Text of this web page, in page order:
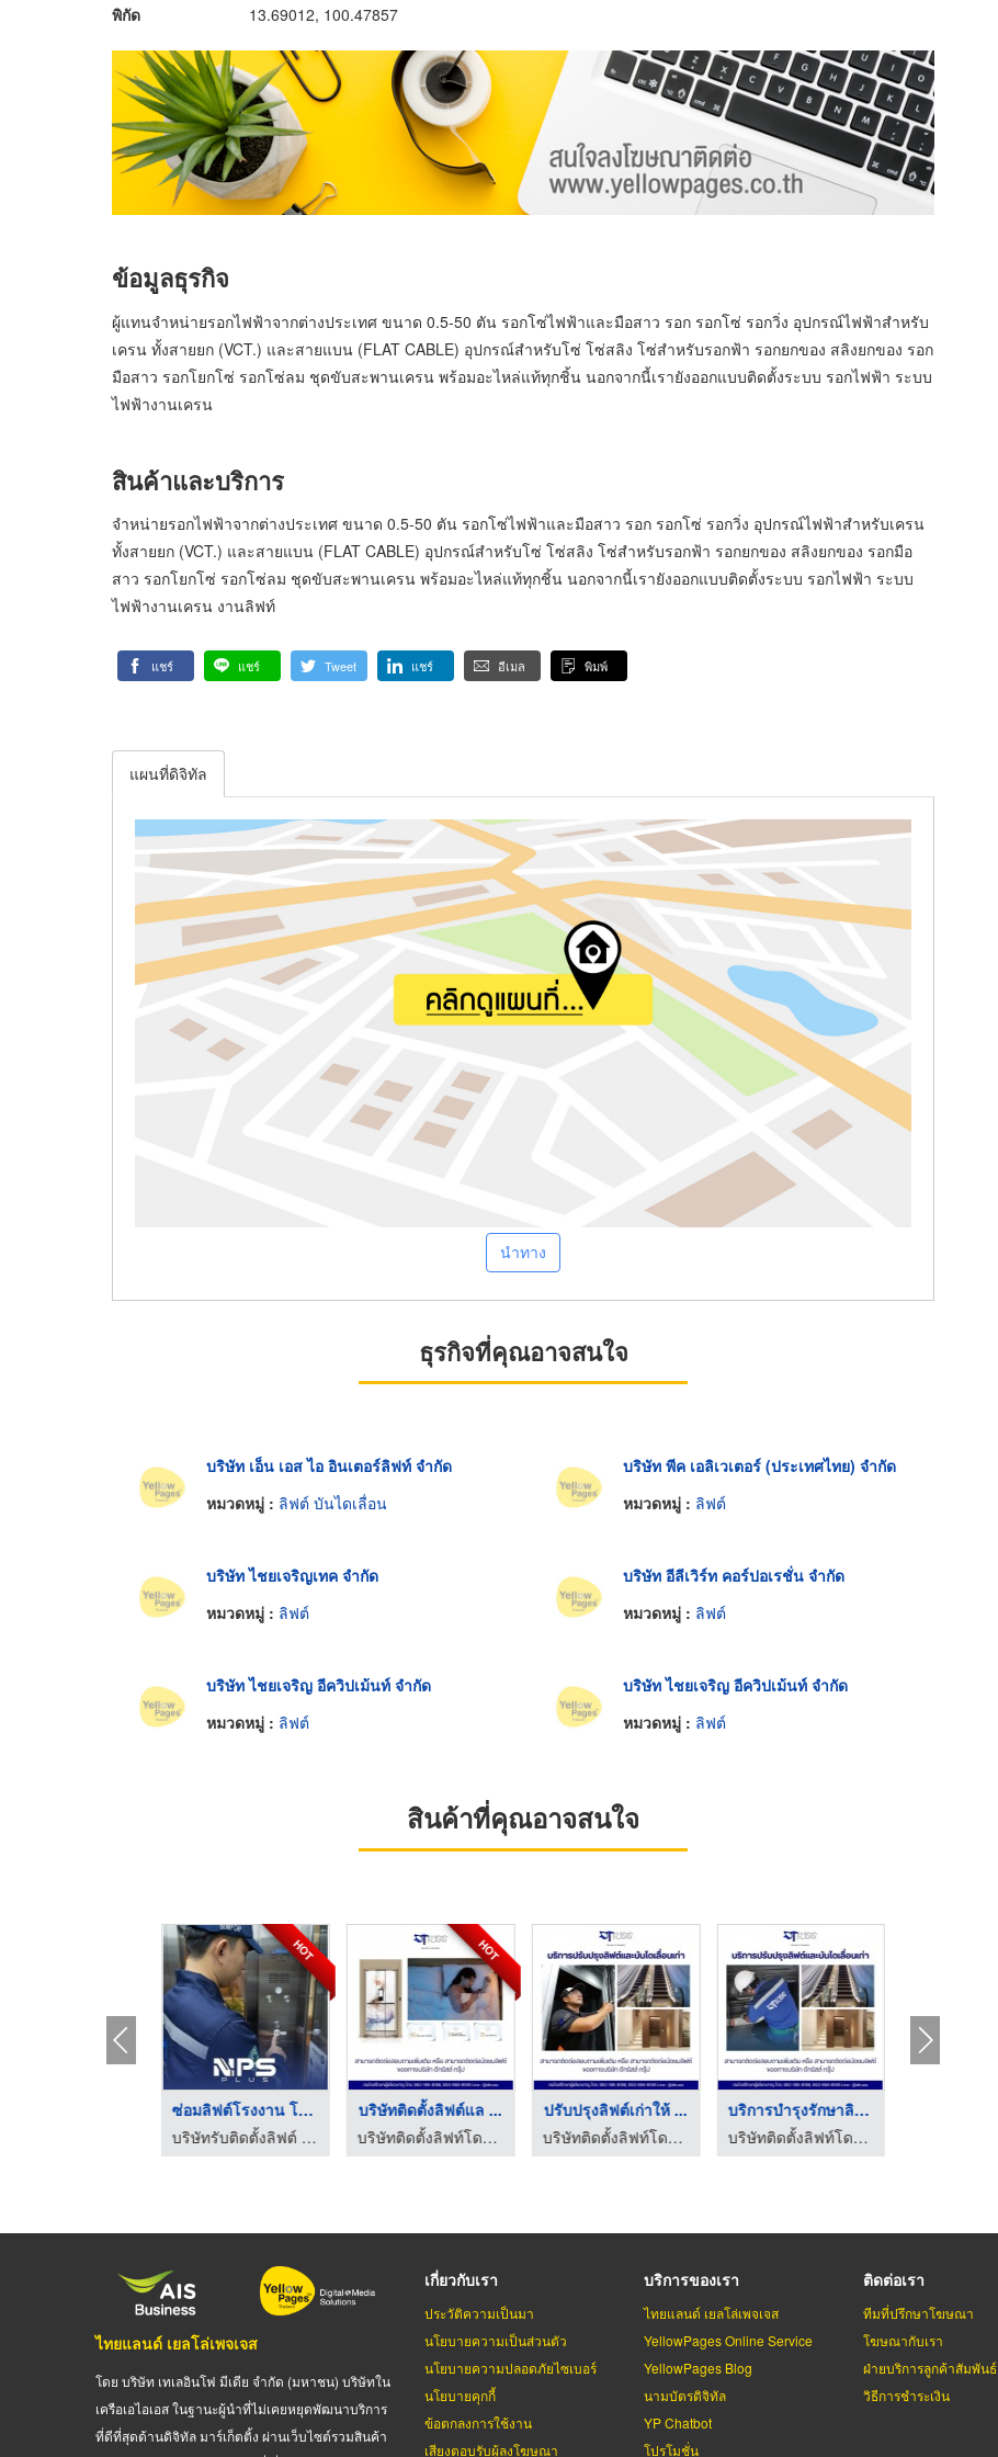
พิกัด 13.69012, 100.47857
ข้อมูลธุรกิจ
ผู้แทนจำหน่ายรอกไฟฟ้าจากต่างประเทศ ขนาด 0.5-50 ตัน รอกโซ่ไฟฟ้าและมือสาว รอก รอกโซ่ รอกวิ่ง อุปกรณ์ไฟฟ้าสำหรับ
เครน ทั้งสายยก (VCT.) และสายแบน (FLAT CABLE) อุปกรณ์สำหรับโซ่ โซ่สลิง โซ่สำหรับรอกฟ้า รอกยกของ สลิงยกของ รอก
มือสาว รอกโยกโซ่ รอกโซ่ลม ชุดขับสะพานเครน พร้อมอะไหล่แท้ทุกชิ้น นอกจากนี้เรายังออกแบบติดตั้งระบบ รอกไฟฟ้า ระบบ
ไฟฟ้างานเครน
สินค้าและบริการ
จำหน่ายรอกไฟฟ้าจากต่างประเทศ ขนาด 0.5-50 ตัน รอกโซ่ไฟฟ้าและมือสาว รอก รอกโซ่ รอกวิ่ง อุปกรณ์ไฟฟ้าสำหรับเครน
ทั้งสายยก (VCT.) และสายแบน (FLAT CABLE) อุปกรณ์สำหรับโซ่ โซ่สลิง โซ่สำหรับรอกฟ้า รอกยกของ สลิงยกของ รอกมือ
สาว รอกโยกโซ่ รอกโซ่ลม ชุดขับสะพานเครน พร้อมอะไหล่แท้ทุกชิ้น นอกจากนี้เรายังออกแบบติดตั้งระบบ รอกไฟฟ้า ระบบ
ไฟฟ้างานเครน งานลิฟท์
แชร์ แชร์ Tweet แชร์ อีเมล พิมพ์
แผนที่ดิจิทัล
นำทาง
ธุรกิจที่คุณอาจสนใจ
บริษัท เอ็น เอส ไอ อินเตอร์ลิฟท์ จำกัด
หมวดหมู่ : ลิฟต์ บันไดเลื่อน
บริษัท พีค เอลิเวเตอร์ (ประเทศไทย) จำกัด
หมวดหมู่ : ลิฟต์
บริษัท ไชยเจริญเทค จำกัด
หมวดหมู่ : ลิฟต์
บริษัท อีลีเวิร์ท คอร์ปอเรชั่น จำกัด
หมวดหมู่ : ลิฟต์
บริษัท ไชยเจริญ อีควิปเม้นท์ จำกัด
หมวดหมู่ : ลิฟต์
บริษัท ไชยเจริญ อีควิปเม้นท์ จำกัด
หมวดหมู่ : ลิฟต์
สินค้าที่คุณอาจสนใจ
HOT
ซ่อมลิฟต์โรงงาน โกดั ...
บริษัทรับติดตั้งลิฟต์ จำหน่ายลิฟต์และบันไดเลื่อน | NPS PLUS
HOT
บริษัทติดตั้งลิฟต์แล ...
บริษัทติดตั้งลิฟท์โดยสาร กรุงเทพ - ดีทรัสส์
ปรับปรุงลิฟต์เก่าให้ ...
บริษัทติดตั้งลิฟท์โดยสาร กรุงเทพ - ดีทรัสส์
บริการบำรุงรักษาลิฟต ...
บริษัทติดตั้งลิฟท์โดยสาร กรุงเทพ - ดีทรัสส์
ไทยแลนด์ เยลโล่เพจเจส
โดย บริษัท เทเลอินโฟ มีเดีย จำกัด (มหาชน) บริษัทใน
เครือเอไอเอส ในฐานะผู้นำที่ไม่เคยหยุดพัฒนาบริการ
ที่ดีที่สุดด้านดิจิทัล มาร์เก็ตติ้ง ผ่านเว็บไซต์รวมสินค้า
เกี่ยวกับเรา
ประวัติความเป็นมา
นโยบายความเป็นส่วนตัว
นโยบายความปลอดภัยไซเบอร์
นโยบายคุกกี้
ข้อตกลงการใช้งาน
เสียงตอบรับผู้ลงโฆษณา
บริการของเรา
ไทยแลนด์ เยลโล่เพจเจส
YellowPages Online Service
YellowPages Blog
นามบัตรดิจิทัล
YP Chatbot
โปรโมชั่น
ติดต่อเรา
ทีมที่ปรึกษาโฆษณา
โฆษณากับเรา
ฝ่ายบริการลูกค้าสัมพันธ์
วิธีการชำระเงิน